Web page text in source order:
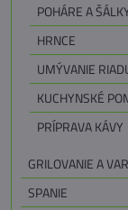
POHÁRE A
HRNCE
UMÝVANIE
KUCHYNSKÉ
PRÍPRAVA KÁVY
GRILOVANIE A
SPANIE